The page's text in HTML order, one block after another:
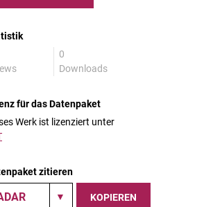
0
Downloads
für das Datenpaket
Werk ist lizenziert unter
zitieren
KOPIEREN